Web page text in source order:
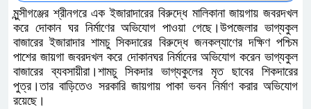
মুন্সীগঞ্জের শ্রীনগরে এক ইজারাদারের বিরুদ্ধে মালিকানা জায়গায় জবরদখল
করে দোকান ঘর নির্মাণের অভিযোগ পাওয়া গেছে।উপজেলার ভাগ্যকুল
বাজারের ইজারাদার শামচু সিকদারের বিরুদ্ধে জনকল্যাণের দক্ষিণ পশ্চিম
পাশের জায়গা জবরদখল করে দোকানঘর নির্মানের অভিযোগ করেন ভাগ্যকুল
বাজারের ব্যবসায়ীরা।শামচু সিকদার ভাগ্যকুলের মৃত ছাবের শিকদারের
পুত্র।তার বাড়িতেও সরকারি জায়গায় পাকা ভবন নির্মাণ করার অভিযোগ
রয়েছে।